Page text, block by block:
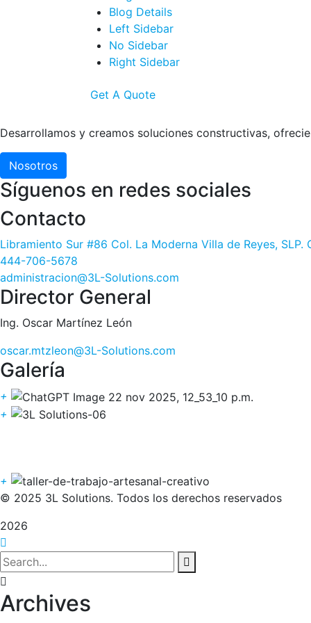
Blog Details
Left Sidebar
No Sidebar
Right Sidebar
Get A Quote
Desarrollamos y creamos soluciones constructivas,
Nosotros
Síguenos en redes sociales
Contacto
Libramiento Sur #86 Col. La Moderna Villa de Reyes, SLP.
444-706-5678
administracion@3L-Solutions.com
Director General
Ing. Oscar Martínez León
oscar.mtzleon@3L-Solutions.com
Galería
+
+
+
© 2025 3L Solutions. Todos los derechos reservados
2026
Archives